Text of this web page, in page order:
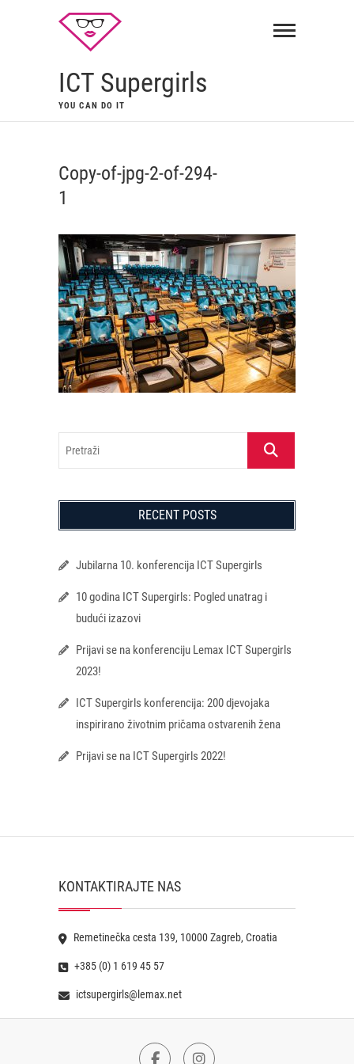
ICT Supergirls
YOU CAN DO IT
Copy-of-jpg-2-of-294-
1
Pretraži
RECENT POSTS
Jubilarna 10. konferencija ICT Supergirls
10 godina ICT Supergirls: Pogled unatrag i
budući izazovi
Prijavi se na konferenciju Lemax ICT Supergirls
2023!
ICT Supergirls konferencija: 200 djevojaka
inspirirano životnim pričama ostvarenih žena
Prijavi se na ICT Supergirls 2022!
KONTAKTIRAJTE NAS
Remetinečka cesta 139, 10000 Zagreb, Croatia
+385 (0) 1 619 45 57
ictsupergirls@lemax.net
FacebookInstagram